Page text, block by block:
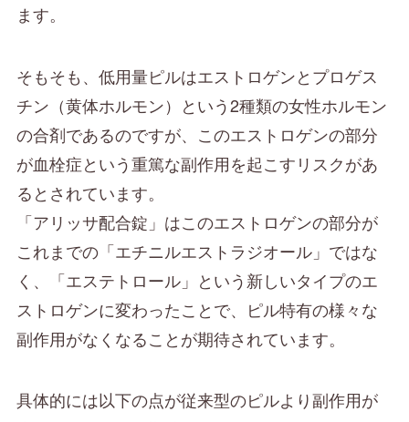
ます。
そもそも、低用量ピルはエストロゲンとプロゲス
チン（黄体ホルモン）という2種類の女性ホルモン
の合剤であるのですが、このエストロゲンの部分
が血栓症という重篤な副作用を起こすリスクがあ
るとされています。
「アリッサ配合錠」はこのエストロゲンの部分が
これまでの「エチニルエストラジオール」ではな
く、「エステトロール」という新しいタイプのエ
ストロゲンに変わったことで、ピル特有の様々な
副作用がなくなることが期待されています。
具体的には以下の点が従来型のピルより副作用が